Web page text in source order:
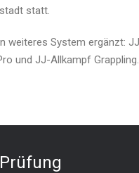
statt.
weiteres System ergänzt:
und JJ-Allkampf Grappling.